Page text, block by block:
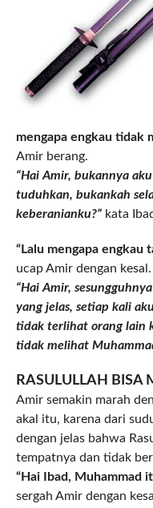
mengapa engkau tidak
Amir berang.
“Hai Amir, bukannya
tuduhkan, bukankah
keberanianku?”kata
“Lalu mengapa engkau
ucap Amir dengan kesal.
“Hai Amir,
yang jelas, setiap kali
tidak terlihat orang lain
tidak melihat
RASULULLAH BISA
Amir semakin marah
akal itu, karena dari
dengan jelas bahwa
tempatnya dan tidak
“Hai Ibad, Muhammad
sergah Amir dengan